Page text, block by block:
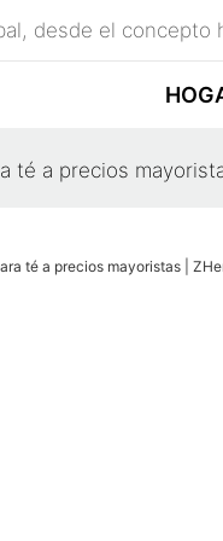
desde el concepto
té a precios